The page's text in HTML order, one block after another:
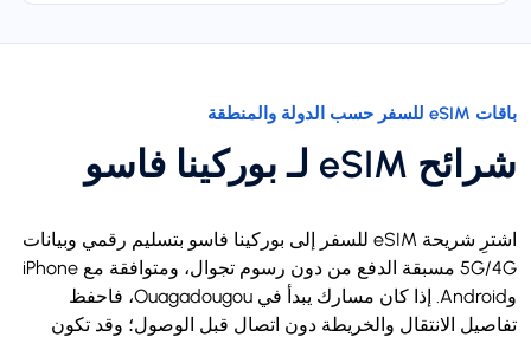
باقات eSIM للسفر حسب الدولة والمنطقة
شرائح eSIM لـ بوركينا فاسو
اشترِ شريحة eSIM للسفر إلى بوركينا فاسو بتسليم رقمي وبيانات
5G/4G مسبقة الدفع من دون رسوم تجوال، ومتوافقة مع iPhone
وAndroid. إذا كان مسارك يبدأ في Ouagadougou، فاحفظ
تفاصيل الانتقال والخريطة دون اتصال قبل الوصول؛ وقد تكون